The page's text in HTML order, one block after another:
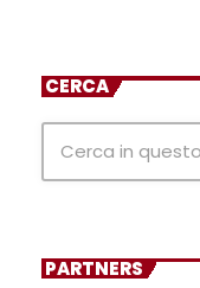
CERCA
PARTNERS